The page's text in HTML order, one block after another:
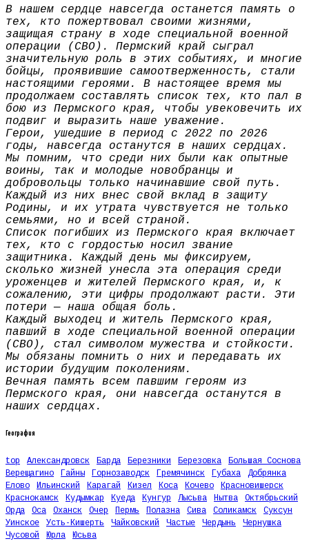
В нашем сердце навсегда останется память о
тех, кто пожертвовал своими жизнями,
защищая страну в ходе специальной военной
операции (СВО). Пермский край сыграл
значительную роль в этих событиях, и многие
бойцы, проявившие самоотверженность, стали
настоящими героями. В настоящее время мы
продолжаем составлять список тех, кто пал в
бою из Пермского края, чтобы увековечить их
подвиг и выразить наше уважение.
Герои, ушедшие в период с 2022 по 2026
годы, навсегда останутся в наших сердцах.
Мы помним, что среди них были как опытные
воины, так и молодые новобранцы и
добровольцы только начинавшие свой путь.
Каждый из них внес свой вклад в защиту
Родины, и их утрата чувствуется не только
семьями, но и всей страной.
Список погибших из Пермского края включает
тех, кто с гордостью носил звание
защитника. Каждый день мы фиксируем,
сколько жизней унесла эта операция среди
уроженцев и жителей Пермского края, и, к
сожалению, эти цифры продолжают расти. Эти
потери — наша общая боль.
Каждый выходец и житель Пермского края,
павший в ходе специальной военной операции
(СВО), стал символом мужества и стойкости.
Мы обязаны помнить о них и передавать их
истории будущим поколениям.
Вечная память всем павшим героям из
Пермского края, они навсегда останутся в
наших сердцах.
География
top Александровск Барда Березники Березовка
Большая Соснова
Верещагино
Гайны Горнозаводск Гремячинск Губаха
Добрянка
Елово
Ильинский Карагай Кизел Коса Кочево
Красновишерск
Краснокамск
Кудымкар Куеда Кунгур Лысьва Нытва
Октябрьский
Орда
Оса Оханск Очер Пермь Полазна Сива Соликамск
Суксун
Уинское
Усть-Кишерть Чайковский Частые Чердынь
Чернушка
Чусовой
Юрла Юсьва